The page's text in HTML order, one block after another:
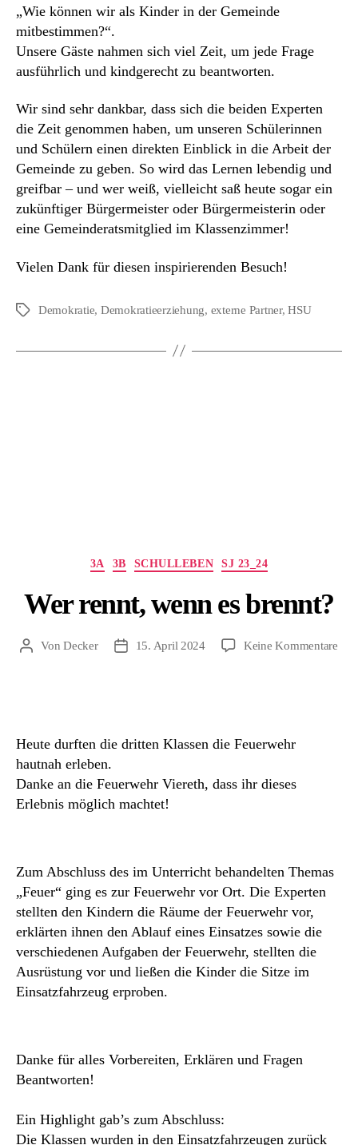
„Wie können wir als Kinder in der Gemeinde
mitbestimmen?“.
Unsere Gäste nahmen sich viel Zeit, um jede Frage
ausführlich und kindgerecht zu beantworten.
Wir sind sehr dankbar, dass sich die beiden Experten
die Zeit genommen haben, um unseren Schülerinnen
und Schülern einen direkten Einblick in die Arbeit der
Gemeinde zu geben. So wird das Lernen lebendig und
greifbar – und wer weiß, vielleicht saß heute sogar ein
zukünftiger Bürgermeister oder Bürgermeisterin oder
eine Gemeinderatsmitglied im Klassenzimmer!
Vielen Dank für diesen inspirierenden Besuch!
Schlagwörter
Demokratie, Demokratieerziehung, externe Partner,HSU
Kategorien
3A 3B SCHULLEBEN SJ 23_24
Wer rennt, wenn es brennt?
Beitragsautor
VonDecker Beitragsdatum
15. April 2024 Keine Kommentarezu
Heute durften die dritten Klassen die Feuerwehr
hautnah erleben.
Danke an die Feuerwehr Viereth, dass ihr dieses
Erlebnis möglich machtet!
Zum Abschluss des im Unterricht behandelten Themas
„Feuer“ ging es zur Feuerwehr vor Ort. Die Experten
stellten den Kindern die Räume der Feuerwehr vor,
erklärten ihnen den Ablauf eines Einsatzes sowie die
verschiedenen Aufgaben der Feuerwehr, stellten die
Ausrüstung vor und ließen die Kinder die Sitze im
Einsatzfahrzeug erproben.
Danke für alles Vorbereiten, Erklären und Fragen
Beantworten!
Ein Highlight gab’s zum Abschluss:
Die Klassen wurden in den Einsatzfahrzeugen zurück